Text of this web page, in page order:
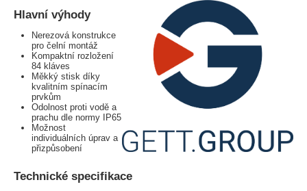
Hlavní výhody
Nerezová konstrukce
pro čelní montáž
Kompaktní rozložení
84 kláves
Měkký stisk díky
kvalitním spínacím
prvkům
Odolnost proti vodě a
prachu dle normy IP65
Možnost
individuálních úprav a
přizpůsobení
Technické specifikace